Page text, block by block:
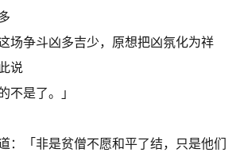
场争斗凶多吉少，原想把凶氛化为祥
说
不是了。」
「非是贫僧不愿和平了结，只是他们